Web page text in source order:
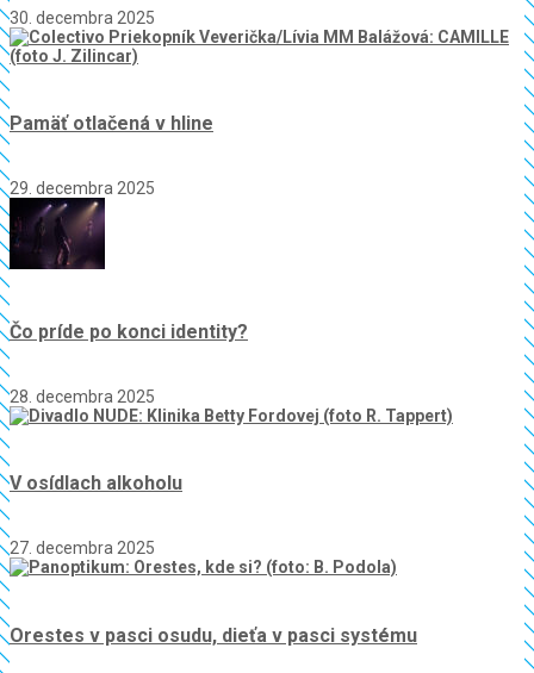
30. decembra 2025
Pamäť otlačená v hline
29. decembra 2025
Čo príde po konci identity?
28. decembra 2025
V osídlach alkoholu
27. decembra 2025
Orestes v pasci osudu, dieťa v pasci systému